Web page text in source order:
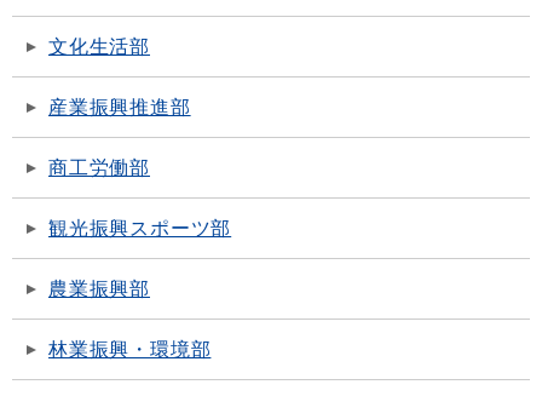
文化生活部
産業振興推進部
商工労働部
観光振興スポーツ部
農業振興部
林業振興・環境部